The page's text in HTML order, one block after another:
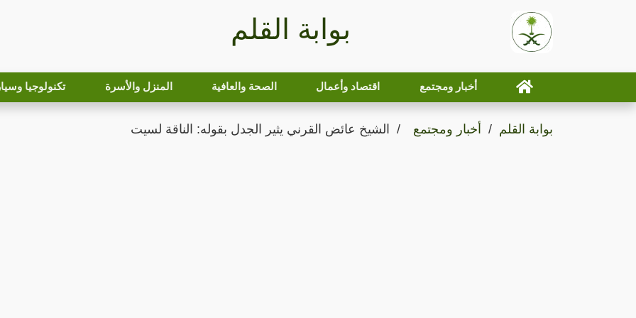
بوابة القلم
أخبار ومجتمع اقتصاد وأعمال الصحة والعافية المنزل والأسرة تكنولوجيا
بوابة القلم أخبار ومجتمع الشيخ عائض القرني يثير الجدل بقوله: الناقة لسيت